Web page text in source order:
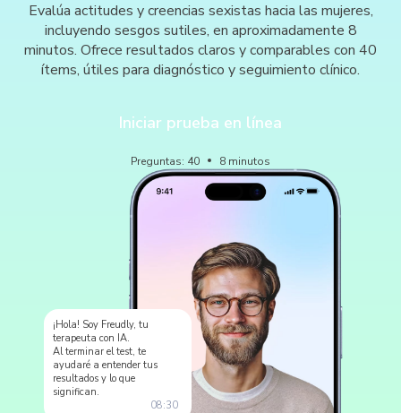
Evalúa actitudes y creencias sexistas hacia las mujeres,
incluyendo sesgos sutiles, en aproximadamente 8
minutos. Ofrece resultados claros y comparables con 40
ítems, útiles para diagnóstico y seguimiento clínico.
Iniciar prueba en línea
Preguntas: 40 8 minutos
¡Hola! Soy Freudly, tu
terapeuta con IA.
Al terminar el test, te
ayudaré a entender tus
resultados y lo que
significan.
08:30